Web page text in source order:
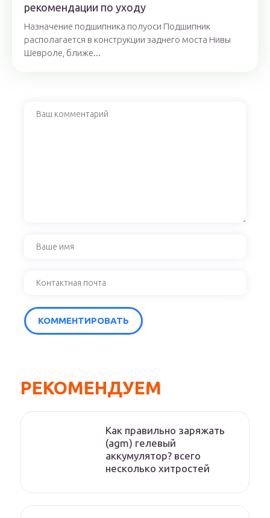
рекомендации по уходу
Назначение подшипника полуоси Подшипник
располагается в конструкции заднего моста Нивы
Шевроле, ближе...
РЕКОМЕНДУЕМ
Как правильно заряжать
(agm) гелевый
аккумулятор? всего
несколько хитростей